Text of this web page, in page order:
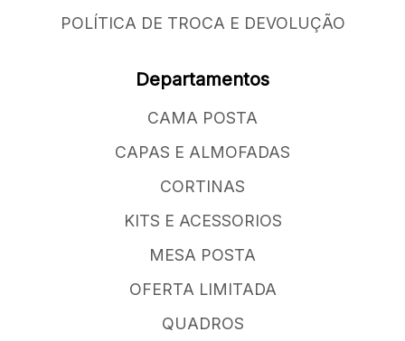
POLÍTICA DE TROCA E DEVOLUÇÃO
Departamentos
CAMA POSTA
CAPAS E ALMOFADAS
CORTINAS
KITS E ACESSORIOS
MESA POSTA
OFERTA LIMITADA
QUADROS